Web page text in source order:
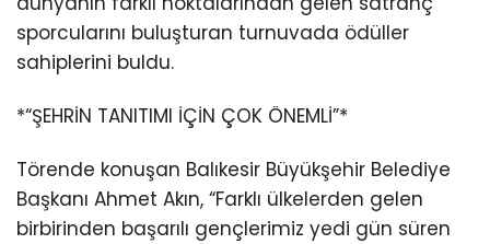
sporcularını buluşturan turnuvada ödüller
sahiplerini buldu.
*“ŞEHRİN TANITIMI İÇİN ÇOK ÖNEMLİ”*
Törende konuşan Balıkesir Büyükşehir Belediye
Başkanı Ahmet Akın, “Farklı ülkelerden gelen
birbirinden başarılı gençlerimiz yedi gün süren